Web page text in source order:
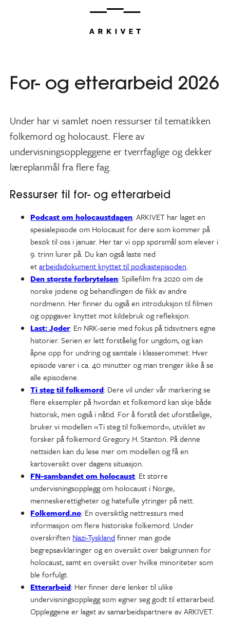
For- og etterarbeid 2026
Under har vi samlet noen ressurser til tematikken
folkemord og holocaust. Flere av
undervisningsoppleggene er tverrfaglige og dekker
læreplanmål fra flere fag.
Ressurser til for- og etterarbeid
Podcast om holocaustdagen: ARKIVET har laget en
spesialepisode om Holocaust for dere som kommer på
besøk til oss i januar. Her tar vi opp spørsmål som elever i
9. trinn lurer på. Du kan også laste ned
etarbeidsdokument knyttet til podkastepisoden.
Den største forbrytelsen: Spillefilm fra 2020 om de
norske jødene og behandlingen de fikk av andre
nordmenn. Her finner du også en introduksjon til filmen
og oppgaver knyttet mot kildebruk og refleksjon.
Last: Jøder: En NRK-serie med fokus på tidsvitners egne
historier. Serien er lett forståelig for ungdom, og kan
åpne opp for undring og samtale i klasserommet. Hver
episode varer i ca. 40 minutter og man trenger ikke å se
alle episodene.
Ti steg til folkemord: Dere vil under vår markering se
flere eksempler på hvordan et folkemord kan skje både
historisk, men også i nåtid. For å forstå det uforståelige,
bruker vi modellen «Ti steg til folkemord», utviklet av
forsker på folkemord Gregory H. Stanton. På denne
nettsiden kan du lese mer om modellen og få en
kartoversikt over dagens situasjon.
FN-sambandet om holocaust: Et større
undervisningsopplegg om holocaust i Norge,
menneskerettigheter og hatefulle ytringer på nett.
Folkemord.no: En oversiktlig nettressurs med
informasjon om flere historiske folkemord. Under
overskriften Nazi-Tyskland finner man gode
begrepsavklaringer og en oversikt over bakgrunnen for
holocaust, samt en oversikt over hvilke minoriteter som
ble forfulgt.
Etterarbeid: Her finner dere lenker til ulike
undervisningsopplegg som egner seg godt til etterarbeid.
Oppleggene er laget av samarbeidspartnere av ARKIVET.